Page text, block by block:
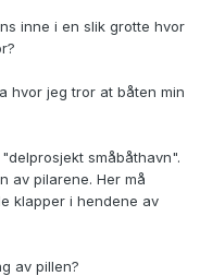
inne i en slik grotte hvor
hvor jeg tror at båten min
småbåthavn".
av pilarene. Her må
klapper i hendene av
av pillen?